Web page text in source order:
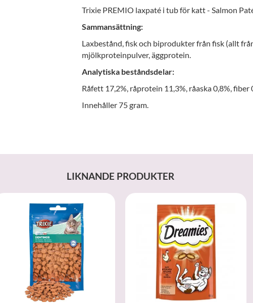
Trixie PREMIO laxpaté i tub för katt - Salmon
Sammansättning:
Laxbestånd, fisk och biprodukter från fisk (allt
mjölkproteinpulver, äggprotein.
Analytiska beståndsdelar:
Råfett 17,2%, råprotein 11,3%, råaska 0,8%,
Innehåller 75 gram.
LIKNANDE PRODUKTER